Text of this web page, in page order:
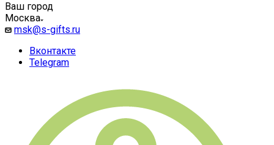
Ваш город
Москва
msk@s-gifts.ru
Вконтакте
Telegram